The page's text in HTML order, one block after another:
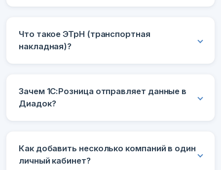
Что такое ЭТрН (транспортная
накладная)?
Зачем 1С:Розница отправляет данные в
Диадок?
Как добавить несколько компаний в один
личный кабинет?